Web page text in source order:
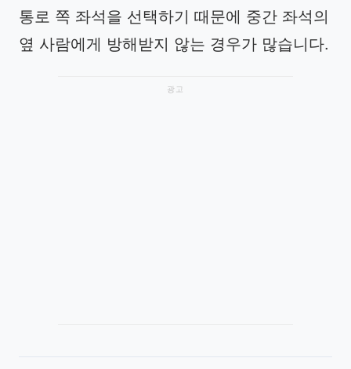
통로 쪽 좌석을 선택하기 때문에 중간 좌석의
옆 사람에게 방해받지 않는 경우가 많습니다.
광고